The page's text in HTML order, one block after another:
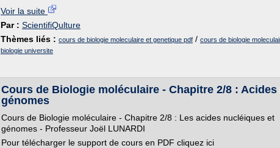
Voir la suite
Par : ScientifiQulture
Thèmes liés : cours de biologie moleculaire et genetique pdf / cours de biologie
biologie universite
Cours de Biologie moléculaire - Chapitre 2/8 :
génomes
Cours de Biologie moléculaire - Chapitre 2/8 : Les acides nucléiques et
génomes - Professeur Joël LUNARDI
Pour télécharger le support de cours en PDF cliquez ici